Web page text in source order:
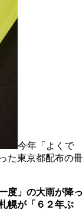
今年「よくで
た東京都配布の冊
度」の大雨が降っ
幌が「６２年ぶ